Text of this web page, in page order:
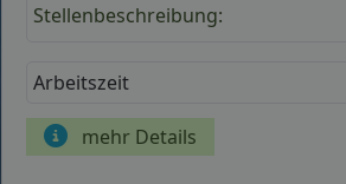
Stellenbeschreibung:
Arbeitszeit
mehr Details